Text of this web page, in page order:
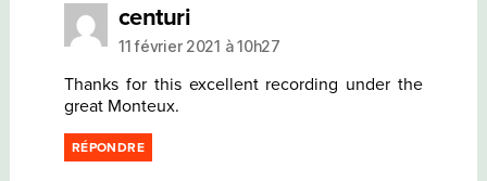
centuridit :
11 février 2021 à 10h27
Thanks for this excellent recording under the
great Monteux.
RÉPONDRE